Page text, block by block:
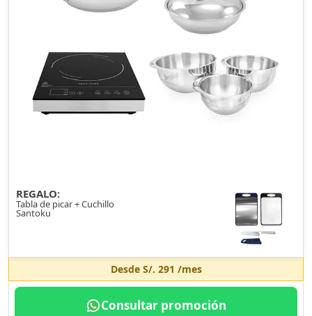
REGALO:
Tabla de picar + Cuchillo
Santoku
Desde S/. 291 /mes
Consultar promoción